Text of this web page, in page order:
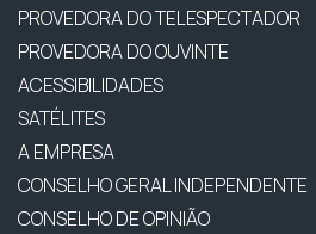
PROVEDORA DO TELESPECTADOR
PROVEDORA DO OUVINTE
ACESSIBILIDADES
SATÉLITES
A EMPRESA
CONSELHO GERAL INDEPENDENTE
CONSELHO DE OPINIÃO